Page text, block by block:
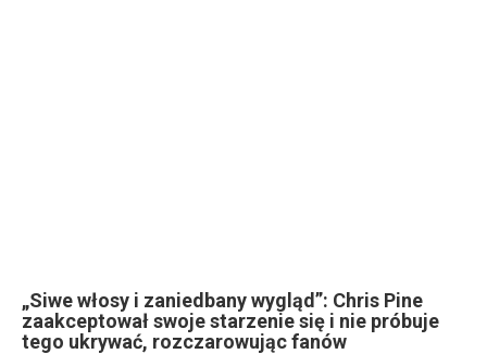
„Siwe włosy i zaniedbany wygląd”: Chris Pine
zaakceptował swoje starzenie się i nie próbuje
tego ukrywać, rozczarowując fanów